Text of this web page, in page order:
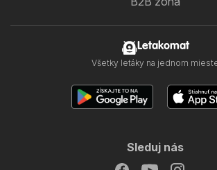
Letakomat
Všetky letáky na jednom
Sleduj nás